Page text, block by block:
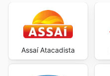
Assaí Atacadista